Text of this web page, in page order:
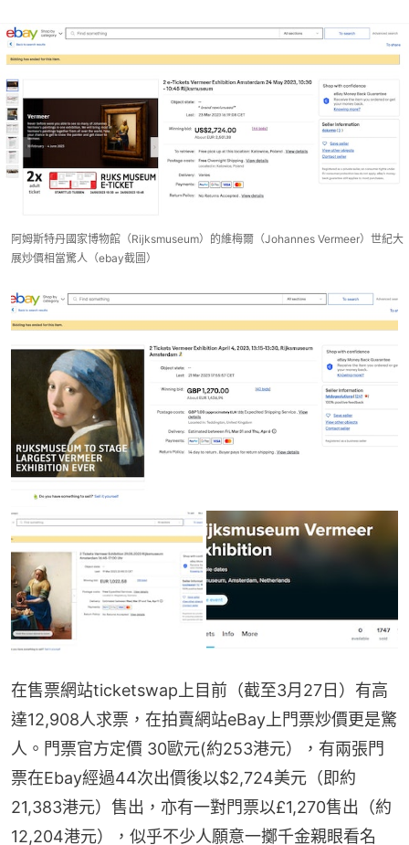
阿姆斯特丹國家博物館（Rijksmuseum）的維梅爾（Johannes Vermeer）世紀大
展炒價相當驚人（ebay截圖）
在售票網站ticketswap上目前（截至3月27日）有高
達12,908人求票，在拍賣網站eBay上門票炒價更是驚
人。門票官方定價 30歐元(約253港元），有兩張門
票在Ebay經過44次出價後以$2,724美元（即約
21,383港元）售出，亦有一對門票以£1,270售出（約
12,204港元），似乎不少人願意一擲千金親眼看名